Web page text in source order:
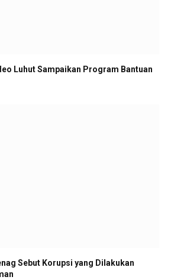
Luhut Sampaikan Program Bantuan
Sebut Korupsi yang Dilakukan